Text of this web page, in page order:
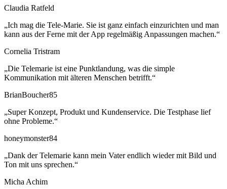
Claudia Ratfeld
„Ich mag die Tele-Marie. Sie ist ganz einfach einzurichten und man
kann aus der Ferne mit der App regelmäßig Anpassungen machen.“
Cornelia Tristram
„Die Telemarie ist eine Punktlandung, was die simple
Kommunikation mit älteren Menschen betrifft.“
BrianBoucher85
„Super Konzept, Produkt und Kundenservice. Die Testphase lief
ohne Probleme.“
honeymonster84
„Dank der Telemarie kann mein Vater endlich wieder mit Bild und
Ton mit uns sprechen.“
Micha Achim